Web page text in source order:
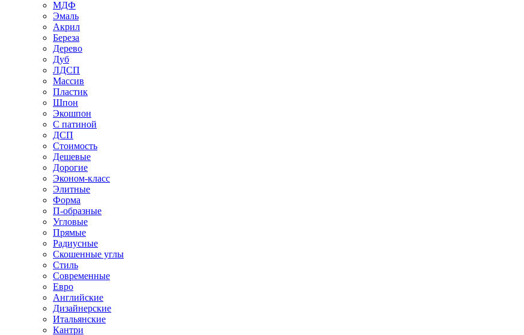
МДФ
Эмаль
Акрил
Береза
Дерево
Дуб
ЛДСП
Массив
Пластик
Шпон
Экошпон
С патиной
ДСП
Стоимость
Дешевые
Дорогие
Эконом-класс
Элитные
Форма
П-образные
Угловые
Прямые
Радиусные
Скошенные углы
Стиль
Современные
Евро
Английские
Дизайнерские
Итальянские
Кантри